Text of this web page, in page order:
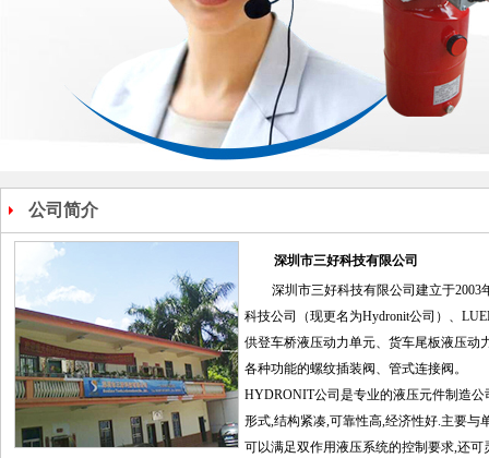
公司简介
深圳市三好科技有限公司
深圳市三好科技有限公司建立于
科技公司（现更名为Hydronit公司）、
供登车桥液压动力单元、货车尾板液压动
各种功能的螺纹插装阀、管式连接阀。
HYDRONIT公司是专业的液压元件制造
形式,结构紧凑,可靠性高,经济性好.主要与
可以满足双作用液压系统的控制要求,还